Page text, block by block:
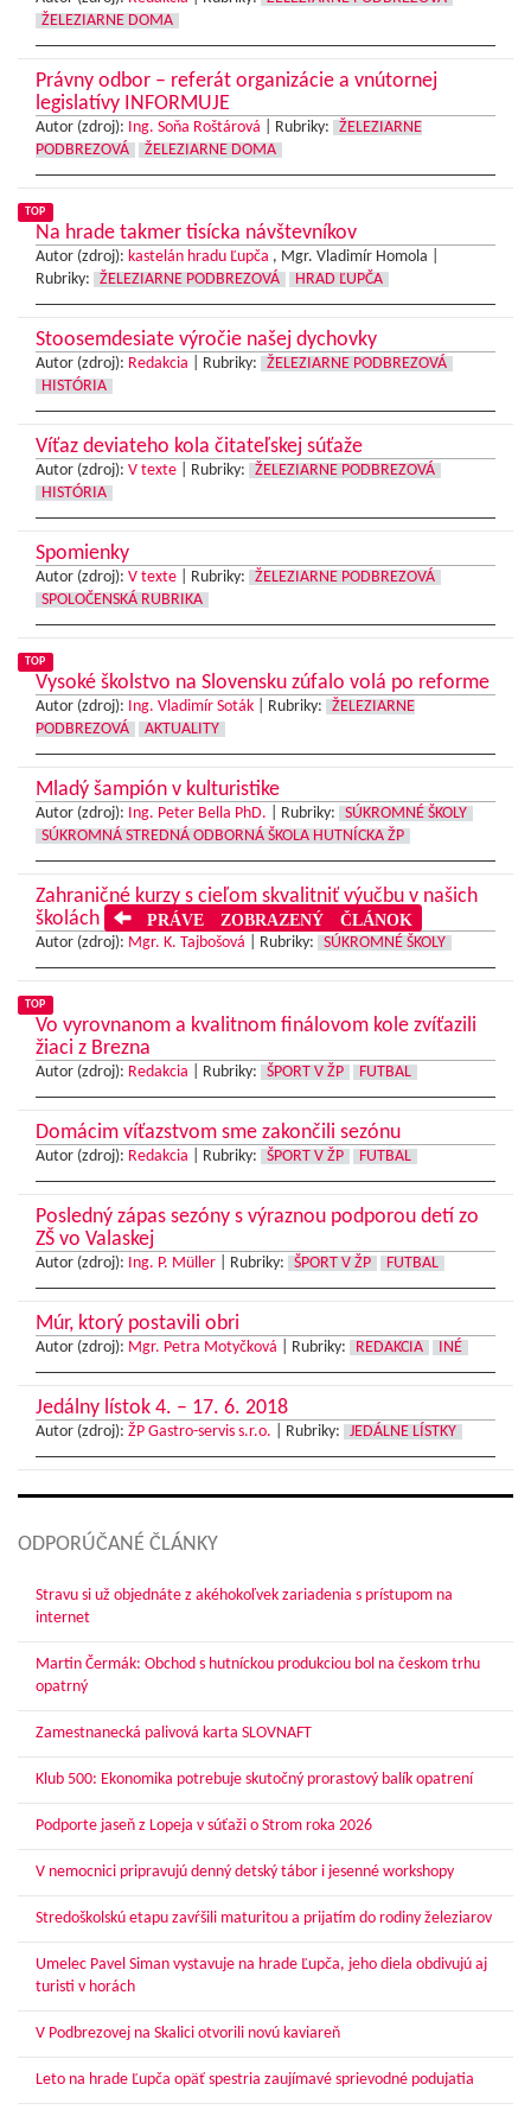
ŽELEZIARNE DOMA
Právny odbor – referát organizácie a vnútornej
legislatívy INFORMUJE
Autor (zdroj): Ing. Soňa Roštárová Rubriky:
ŽELEZIARNE
PODBREZOVÁ
ŽELEZIARNE DOMA
TOP
Na hrade takmer tisícka návštevníkov
Autor (zdroj): kastelán hradu Ľupča , Mgr. Vladimír Homola |
Rubriky:
ŽELEZIARNE PODBREZOVÁ HRAD ĽUPČA
Stoosemdesiate výročie našej dychovky
Autor (zdroj): Redakcia Rubriky:
ŽELEZIARNE PODBREZOVÁ
HISTÓRIA
Víťaz deviateho kola čitateľskej súťaže
Autor (zdroj): V texte Rubriky:
ŽELEZIARNE PODBREZOVÁ
HISTÓRIA
Spomienky
Autor (zdroj): V texte Rubriky:
ŽELEZIARNE PODBREZOVÁ
SPOLOČENSKÁ RUBRIKA
TOP
Vysoké školstvo na Slovensku zúfalo volá po reforme
Autor (zdroj): Ing. Vladimír Soták Rubriky:
ŽELEZIARNE
PODBREZOVÁ
AKTUALITY
Mladý šampión v kulturistike
Autor (zdroj): Ing. Peter Bella PhD. Rubriky:
SÚKROMNÉ ŠKOLY
SÚKROMNÁ STREDNÁ ODBORNÁ ŠKOLA HUTNÍCKA ŽP
Zahraničné kurzy s cieľom skvalitniť výučbu v našich
školách
PRÁVE ZOBRAZENÝ ČLÁNOK
Autor (zdroj): Mgr. K. Tajbošová Rubriky: SÚKROMNÉ ŠKOLY
TOP
Vo vyrovnanom a kvalitnom finálovom kole zvíťazili
žiaci z Brezna
Autor (zdroj): Redakcia Rubriky: ŠPORT V ŽP FUTBAL
Domácim víťazstvom sme zakončili sezónu
Autor (zdroj): Redakcia Rubriky: ŠPORT V ŽP FUTBAL
Posledný zápas sezóny s výraznou podporou detí zo
ZŠ vo Valaskej
Autor (zdroj): Ing. P. Müller Rubriky: ŠPORT V ŽP FUTBAL
Múr, ktorý postavili obri
Autor (zdroj): Mgr. Petra Motyčková Rubriky: REDAKCIA INÉ
Jedálny lístok 4. – 17. 6. 2018
Autor (zdroj): ŽP Gastro-servis s.r.o. Rubriky: JEDÁLNE LÍSTKY
ODPORÚČANÉ ČLÁNKY
Stravu si už objednáte z akéhokoľvek zariadenia s prístupom na
internet
Martin Čermák: Obchod s hutníckou produkciou bol na českom trhu
opatrný
Zamestnanecká palivová karta SLOVNAFT
Klub 500: Ekonomika potrebuje skutočný prorastový balík opatrení
Podporte jaseň z Lopeja v súťaži o Strom roka 2026
V nemocnici pripravujú denný detský tábor i jesenné workshopy
Stredoškolskú etapu zavŕšili maturitou a prijatím do rodiny železiarov
Umelec Pavel Siman vystavuje na hrade Ľupča, jeho diela obdivujú aj
turisti v horách
V Podbrezovej na Skalici otvorili novú kaviareň
Leto na hrade Ľupča opäť spestria zaujímavé sprievodné podujatia